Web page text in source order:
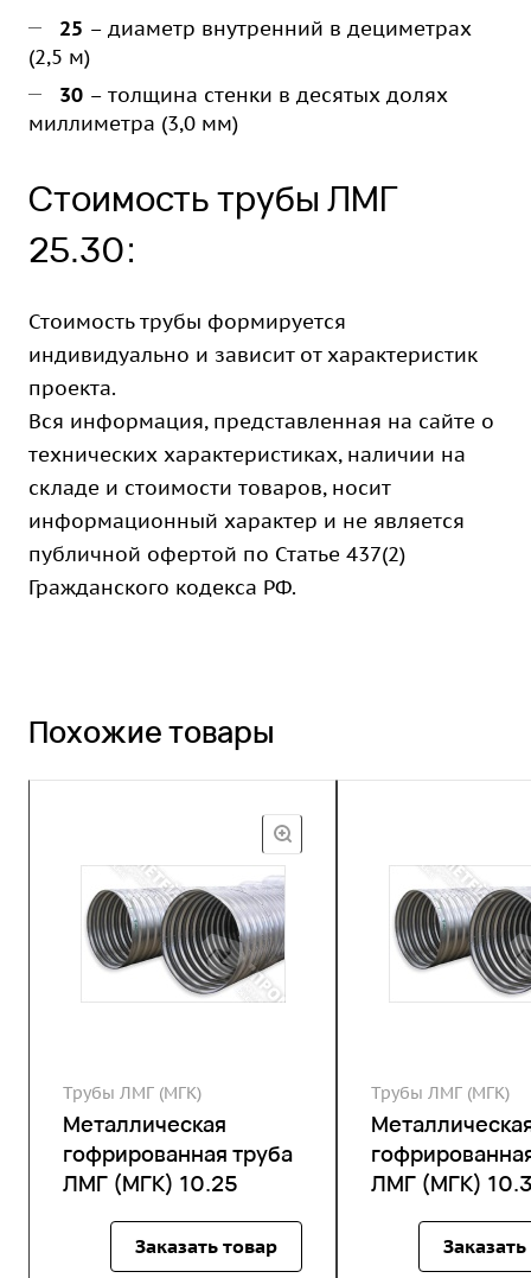
25 – диаметр внутренний в дециметрах
(2,5 м)
30 – толщина стенки в десятых долях
миллиметра (3,0 мм)
Стоимость трубы ЛМГ
25.30:
Стоимость трубы формируется
индивидуально и зависит от характеристик
проекта.
Вся информация, представленная на сайте о
технических характеристиках, наличии на
складе и стоимости товаров, носит
информационный характер и не является
публичной офертой по Статье 437(2)
Гражданского кодекса РФ.
Похожие товары
Трубы ЛМГ (МГК)
Металлическая
гофрированная труба
ЛМГ (МГК) 10.25
Заказать товар
Трубы ЛМГ (МГК)
ЛМГ (МГК)